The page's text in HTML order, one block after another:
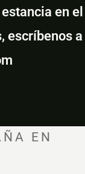
en el
escríbenos a
EN